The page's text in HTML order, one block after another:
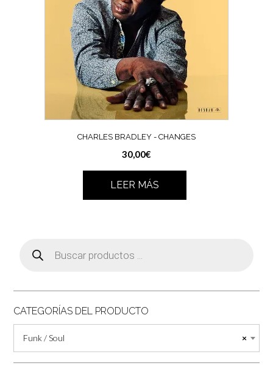
CHARLES BRADLEY ‎- CHANGES
30,00€
LEER MÁS
productos
CATEGORÍAS DEL PRODUCTO
×
Funk / Soul